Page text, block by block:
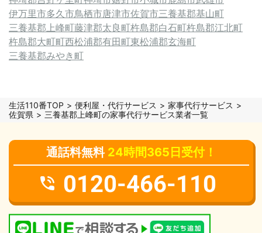
伊万里市多久市鳥栖市唐津市佐賀市三養基郡基山町
三養基郡上峰町藤津郡太良町杵島郡白石町杵島郡江北町
杵島郡大町町西松浦郡有田町東松浦郡玄海町
三養基郡みやき町
生活110番TOP 便利屋・代行サービス
家事代行サービス
佐賀県
三養基郡上峰町の家事代行サービス業者一覧
通話料無料 24時間365日受付！
0120-466-110